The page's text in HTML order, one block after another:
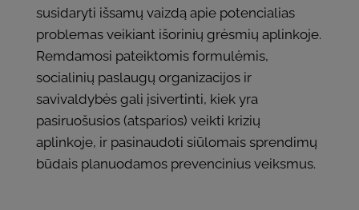
susidaryti išsamų vaizdą apie potencialias
problemas veikiant išorinių grėsmių aplinkoje.
Remdamosi pateiktomis formulėmis,
socialinių paslaugų organizacijos ir
savivaldybės gali įsivertinti, kiek yra
pasiruošusios (atsparios) veikti krizių
aplinkoje, ir pasinaudoti siūlomais sprendimų
būdais planuodamos prevencinius veiksmus.